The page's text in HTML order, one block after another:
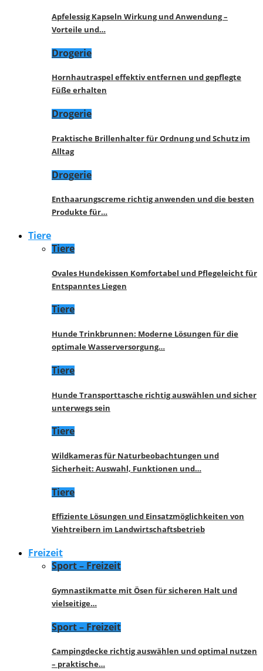
Apfelessig Kapseln Wirkung und Anwendung –
Vorteile und…
Drogerie
Hornhautraspel effektiv entfernen und gepflegte
Füße erhalten
Drogerie
Praktische Brillenhalter für Ordnung und Schutz im
Alltag
Drogerie
Enthaarungscreme richtig anwenden und die besten
Produkte für…
Tiere
Tiere
Ovales Hundekissen Komfortabel und Pflegeleicht für
Entspanntes Liegen
Tiere
Hunde Trinkbrunnen: Moderne Lösungen für die
optimale Wasserversorgung…
Tiere
Hunde Transporttasche richtig auswählen und sicher
unterwegs sein
Tiere
Wildkameras für Naturbeobachtungen und
Sicherheit: Auswahl, Funktionen und…
Tiere
Effiziente Lösungen und Einsatzmöglichkeiten von
Viehtreibern im Landwirtschaftsbetrieb
Freizeit
Sport – Freizeit
Gymnastikmatte mit Ösen für sicheren Halt und
vielseitige…
Sport – Freizeit
Campingdecke richtig auswählen und optimal nutzen
– praktische…